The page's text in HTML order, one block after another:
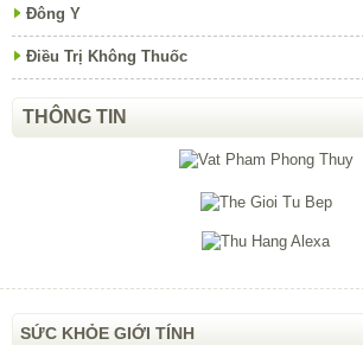
Đông Y
Điều Trị Không Thuốc
THÔNG TIN
SỨC KHỎE GIỚI TÍNH